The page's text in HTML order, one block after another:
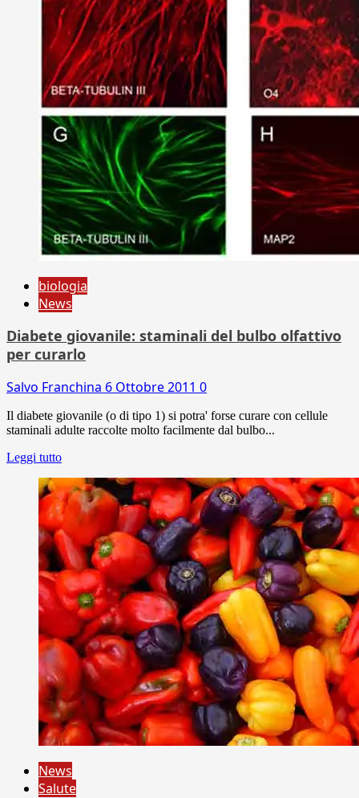
biologia
News
Diabete giovanile: staminali del bulbo olfattivo
per curarlo
Salvo Franchina 6 Ottobre 2011 0
Il diabete giovanile (o di tipo 1) si potra' forse curare con cellule
staminali adulte raccolte molto facilmente dal bulbo...
Leggi tutto
News
Salute